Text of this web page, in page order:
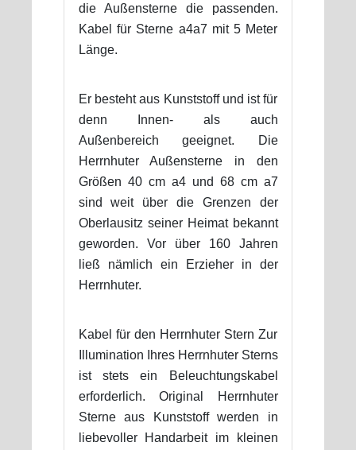
die Außensterne die passenden.
Kabel für Sterne a4a7 mit 5 Meter
Länge.
Er besteht aus Kunststoff und ist für
denn Innen- als auch
Außenbereich geeignet. Die
Herrnhuter Außensterne in den
Größen 40 cm a4 und 68 cm a7
sind weit über die Grenzen der
Oberlausitz seiner Heimat bekannt
geworden. Vor über 160 Jahren
ließ nämlich ein Erzieher in der
Herrnhuter.
Kabel für den Herrnhuter Stern Zur
Illumination Ihres Herrnhuter Sterns
ist stets ein Beleuchtungskabel
erforderlich. Original Herrnhuter
Sterne aus Kunststoff werden in
liebevoller Handarbeit im kleinen